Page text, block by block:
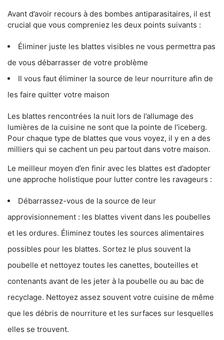
Avant d’avoir recours à des bombes antiparasitaires, il est
crucial que vous compreniez les deux points suivants :
Éliminer juste les blattes visibles ne vous permettra pas
de vous débarrasser de votre problème
Il vous faut éliminer la source de leur nourriture afin de
les faire quitter votre maison
Les blattes rencontrées la nuit lors de l’allumage des
lumières de la cuisine ne sont que la pointe de l’iceberg.
Pour chaque type de blattes que vous voyez, il y en a des
milliers qui se cachent un peu partout dans votre maison.
Le meilleur moyen d’en finir avec les blattes est d’adopter
une approche holistique pour lutter contre les ravageurs :
Débarrassez-vous de la source de leur
approvisionnement : les blattes vivent dans les poubelles
et les ordures. Éliminez toutes les sources alimentaires
possibles pour les blattes. Sortez le plus souvent la
poubelle et nettoyez toutes les canettes, bouteilles et
contenants avant de les jeter à la poubelle ou au bac de
recyclage. Nettoyez assez souvent votre cuisine de même
que les débris de nourriture et les surfaces sur lesquelles
elles se trouvent.